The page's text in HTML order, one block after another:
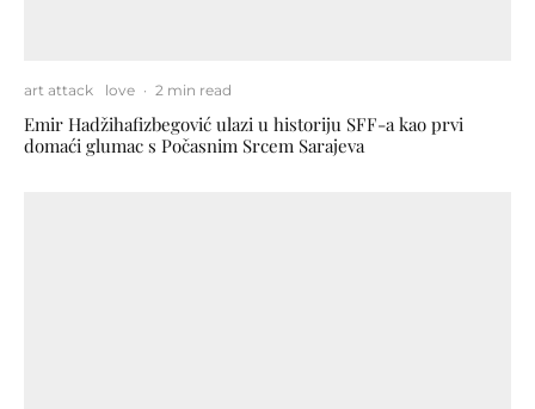
art attack love · 2 min read
Emir Hadžihafizbegović ulazi u historiju SFF-a kao prvi
domaći glumac s Počasnim Srcem Sarajeva